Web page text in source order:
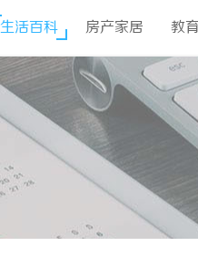
生活百科 房产家居 教